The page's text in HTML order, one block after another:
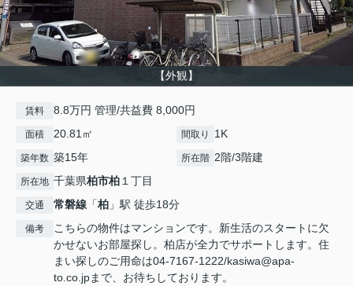
【外観】
賃料 8.8万円 管理/共益費 8,000円
面積 20.81㎡ 間取り 1K
築年数 築15年 所在階 2階/3階建
所在地 千葉県柏市柏１丁目
交通 常磐線 「柏 」駅 徒歩18分
備考
こちらの物件はマンションです。新生活のスタートに欠
かせないお部屋探し。柏店が全力でサポートします。住
まい探しのご用命は04-7167-1222/kasiwa@apa-
to.co.jpまで、お待ちしております。